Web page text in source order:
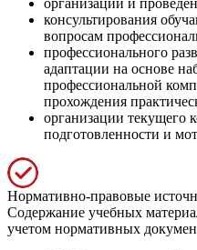
консультирования
вопросам
профессионального
адаптации на основе
профессиональной
прохождения
организации текущего
подготовленности и
Нормативно-правовые
Содержание учебных
учетом нормативных